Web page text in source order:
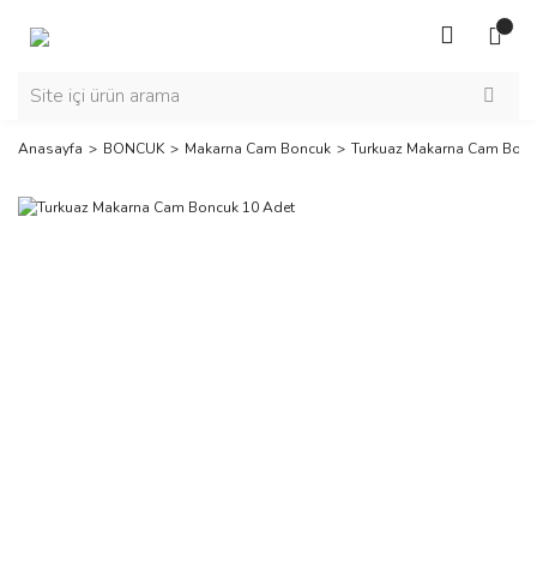
Anasayfa BONCUK Makarna Cam Boncuk Turkuaz Makarna Cam